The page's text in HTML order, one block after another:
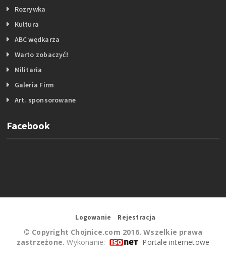
Rozrywka
Kultura
ABC wędkarza
Warto zobaczyć!
Militaria
Galeria Firm
Art. sponsorowane
Facebook
Logowanie Rejestracja
© Copyright Chojnice.com 2016. Wszelkie prawa
zastrzeżone. Wykonanie: Portale internetowe